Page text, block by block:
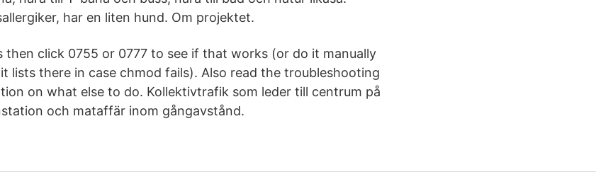
har en liten hund. Om projektet.
then click 0755 or 0777 to see if that works (or do it manually
lists there in case chmod fails). Also read the troubleshooting
on what else to do. Kollektivtrafik som leder till centrum på
och mataffär inom gångavstånd.